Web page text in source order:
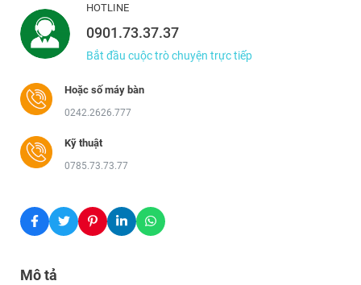
HOTLINE
0901.73.37.37
Bắt đầu cuộc trò chuyện trực tiếp
Hoặc số máy bàn
0242.2626.777
Kỹ thuật
0785.73.73.77
Mô tả